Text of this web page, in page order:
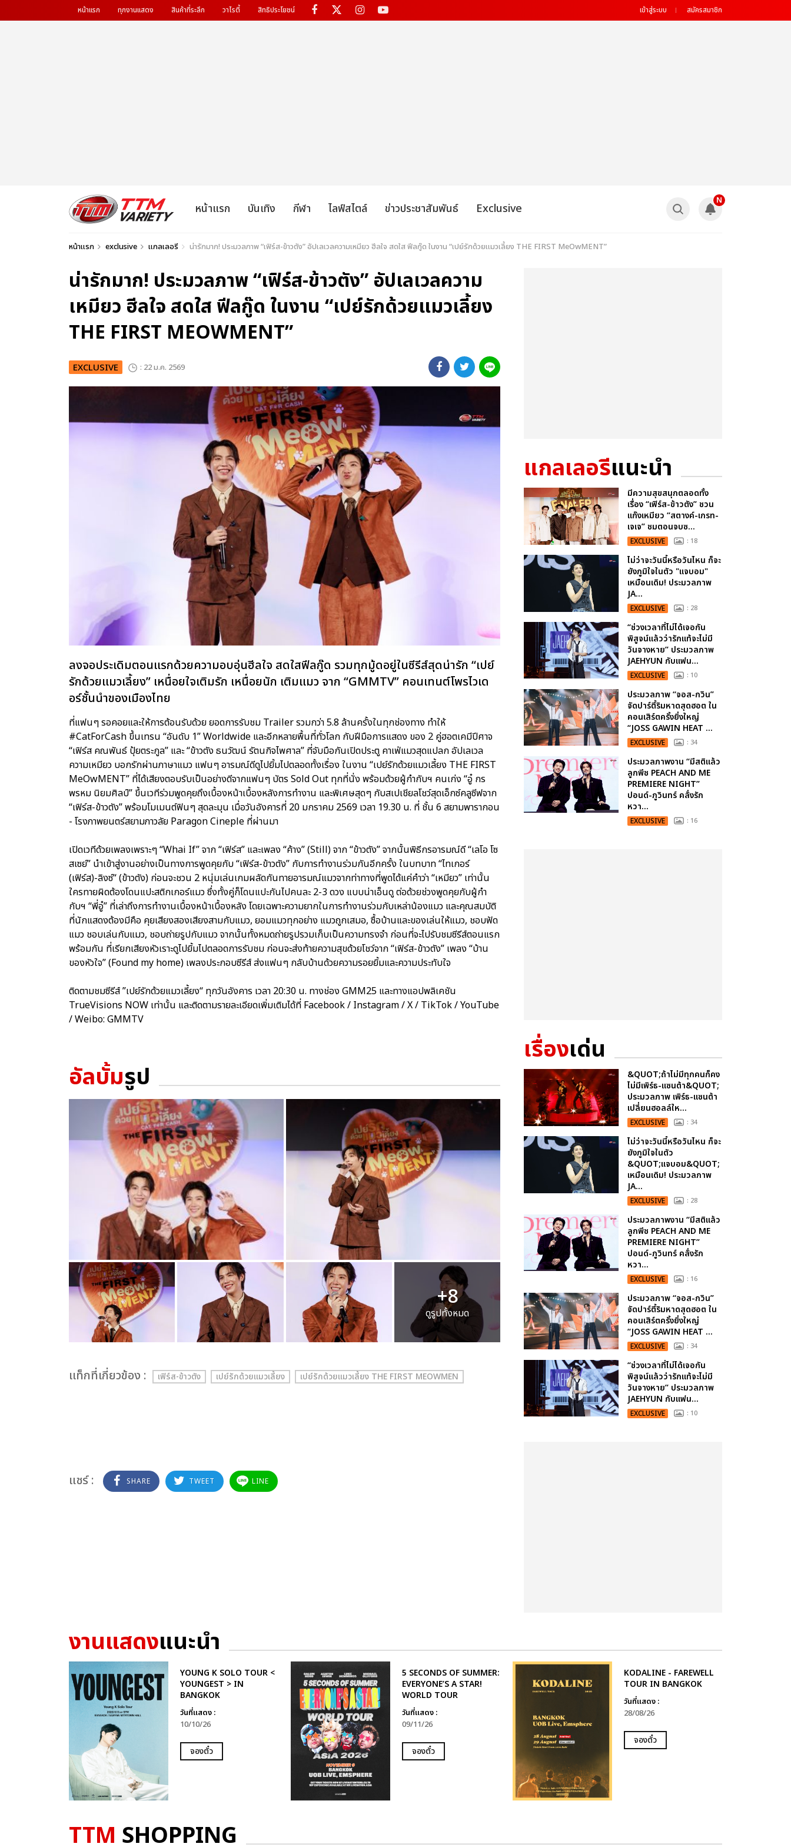
หน้าแรก ทุกงานแสดง สินค้าที่ระลึก วาไรตี้ สิทธิประโยชน์ เข้าสู่ระบบ สมัครสมาชิก
หน้าแรก บันเทิง กีฬา ไลฟ์สไตล์ ข่าวประชาสัมพันธ์ Exclusive
N
หน้าแรก exclusive แกลเลอรี น่ารักมาก! ประมวลภาพ “เฟิร์ส-ข้าวตัง” อัปเลเวลความเหมียว ฮีลใจ สดใส ฟีลกู๊ด ในงาน “เปย์รักด้วยแมวเลี้ยง THE FIRST MeOwMENT”
น่ารักมาก! ประมวลภาพ “เฟิร์ส-ข้าวตัง” อัปเลเวลความ
เหมียว ฮีลใจ สดใส ฟีลกู๊ด ในงาน “เปย์รักด้วยแมวเลี้ยง
THE FIRST MEOWMENT”
EXCLUSIVE : 22 ม.ค. 2569
ลงจอประเดิมตอนแรกด้วยความอบอุ่นฮีลใจ สดใสฟีลกู๊ด รวมทุกมู้ดอยู่ในซีรีส์สุดน่ารัก “เปย์
รักด้วยแมวเลี้ยง” เหนื่อยใจเติมรัก เหนื่อยนัก เติมแมว จาก “GMMTV” คอนเทนต์โพรไวเด
อร์ชั้นนำของเมืองไทย
ที่แฟนๆ รอคอยและให้การต้อนรับด้วย ยอดการรับชม Trailer รวมกว่า 5.8 ล้านครั้งในทุกช่องทาง ทำให้
#CatForCash ขึ้นเทรน “อันดับ 1” Worldwide และอีกหลายพื้นที่ทั่วโลก กับฝีมือการแสดง ของ 2 คู่ฮอตเคมีปีศาจ
“เฟิร์ส คณพันธ์ ปุ้ยตระกูล” และ “ข้าวตัง ธนวัฒน์ รัตนกิจไพศาล” ที่จับมือกันเปิดประตู คาเฟ่แมวสุดแปลก อัปเลเวล
ความเหมียว บอกรักผ่านภาษาแมว แฟนๆ อารมณ์ดีดูไปยิ้มไปตลอดทั้งเรื่อง ในงาน “เปย์รักด้วยแมวเลี้ยง THE FIRST
MeOwMENT” ที่ได้เสียงตอบรับเป็นอย่างดีจากแฟนๆ บัตร Sold Out ทุกที่นั่ง พร้อมด้วยผู้กำกับฯ คนเก่ง “อู๋ กร
พรหม นิยมศิลป์” ขึ้นเวทีร่วมพูดคุยถึงเบื้องหน้าเบื้องหลังการทำงาน และพิเศษสุดๆ กับสเปเชียลโชว์สุดเอ็กซ์คลูซีฟจาก
“เฟิร์ส-ข้าวตัง” พร้อมโมเมนต์ฟินๆ สุดละมุน เมื่อวันอังคารที่ 20 มกราคม 2569 เวลา 19.30 น. ที่ ชั้น 6 สยามพารากอน
- โรงภาพยนตร์สยามภาวลัย Paragon Cineple ที่ผ่านมา
เปิดเวทีด้วยเพลงเพราะๆ “Whai If” จาก “เฟิร์ส” และเพลง “ค้าง” (Still) จาก “ข้าวตัง” จากนั้นพิธีกรอารมณ์ดี “เลโอ โซ
สเซย์” นำเข้าสู่งานอย่างเป็นทางการพูดคุยกับ “เฟิร์ส-ข้าวตัง” กับการทำงานร่วมกันอีกครั้ง ในบทบาท “ไทเกอร์
(เฟิร์ส)-ลิงซ์“ (ข้าวตัง) ก่อนจะชวน 2 หนุ่มเล่นเกมผลัดกันทายอารมณ์แมวจากท่าทางที่พูดได้แค่คำว่า “เหมียว” เท่านั้น
ใครทายผิดต้องโดนแปะสติกเกอร์แมว ซึ่งทั้งคู่ก็โดนแปะกันไปคนละ 2-3 ดวง แบบน่าเอ็นดู ต่อด้วยช่วงพูดคุยกับผู้กำ
กับฯ “พี่อู๋” ที่เล่าถึงการทำงานเบื้องหน้าเบื้องหลัง โดยเฉพาะความยากในการทำงานร่วมกับเหล่าน้องแมว และคุณสมบัติ
ที่นักแสดงต้องมีคือ คุยเสียงสองเสียงสามกับแมว, ยอมแมวทุกอย่าง แมวถูกเสมอ, ซื้อบ้านและของเล่นให้แมว, ชอบฟัด
แมว ชอบเล่นกับแมว, ชอบถ่ายรูปกับแมว จากนั้นทั้งหมดถ่ายรูปรวมเก็บเป็นความทรงจำ ก่อนที่จะไปรับชมซีรีส์ตอนแรก
พร้อมกัน ที่เรียกเสียงหัวเราะดูไปยิ้มไปตลอดการรับชม ก่อนจะส่งท้ายความสุขด้วยโชว์จาก “เฟิร์ส-ข้าวตัง” เพลง “บ้าน
ของหัวใจ” (Found my home) เพลงประกอบซีรีส์ ส่งแฟนๆ กลับบ้านด้วยความรอยยิ้มและความประทับใจ
ติดตามชมซีรีส์ ”เปย์รักด้วยแมวเลี้ยง“ ทุกวันอังคาร เวลา 20:30 น. ทางช่อง GMM25 และทางแอปพลิเคชัน
TrueVisions NOW เท่านั้น และติดตามรายละเอียดเพิ่มเติมได้ที่ Facebook / Instagram / X / TikTok / YouTube
/ Weibo: GMMTV
อัลบั้มรูป
+8
ดูรูปทั้งหมด
เเท็กที่เกี่ยวข้อง : เฟิร์ส-ข้าวตัง เปย์รักด้วยแมวเลี้ยง เปย์รักด้วยแมวเลี้ยง THE FIRST MEOWMEN
แชร์ : SHARE TWEET LINE
แกลเลอรีแนะนำ
มีความสุขสนุกตลอดทั้ง
เรื่อง “เฟิร์ส-ข้าวตัง” ชวน
แก๊งเหมียว “สตางค์-เกรท-
เจเจ” ชมตอนจบซ...
EXCLUSIVE : 18
ไม่ว่าจะวันนี้หรือวันไหน ก็จะ
ยังภูมิใจในตัว "แจบอม"
เหมือนเดิม! ประมวลภาพ
JA...
EXCLUSIVE : 28
“ช่วงเวลาที่ไม่ได้เจอกัน
พิสูจน์แล้วว่ารักแท้จะไม่มี
วันจางหาย” ประมวลภาพ
JAEHYUN กับแฟน...
EXCLUSIVE : 10
ประมวลภาพ “จอส-กวิน”
จัดปาร์ตี้ริมหาดสุดฮอต ใน
คอนเสิร์ตครั้งยิ่งใหญ่
“JOSS GAWIN HEAT ...
EXCLUSIVE : 34
ประมวลภาพงาน “มีสติแล้ว
ลูกพีช PEACH AND ME
PREMIERE NIGHT”
ปอนด์-ภูวินทร์ คลั่งรัก
หวา...
EXCLUSIVE : 16
เรื่องเด่น
&QUOT;ถ้าไม่มีทุกคนก็คง
ไม่มีเพิร์ธ-แซนต้า&QUOT;
ประมวลภาพ เพิร์ธ-แซนต้า
เปลี่ยนฮอลล์ให...
EXCLUSIVE : 34
ไม่ว่าจะวันนี้หรือวันไหน ก็จะ
ยังภูมิใจในตัว
&QUOT;แจบอม&QUOT;
เหมือนเดิม! ประมวลภาพ
JA...
EXCLUSIVE : 28
ประมวลภาพงาน “มีสติแล้ว
ลูกพีช PEACH AND ME
PREMIERE NIGHT”
ปอนด์-ภูวินทร์ คลั่งรัก
หวา...
EXCLUSIVE : 16
ประมวลภาพ “จอส-กวิน”
จัดปาร์ตี้ริมหาดสุดฮอต ใน
คอนเสิร์ตครั้งยิ่งใหญ่
“JOSS GAWIN HEAT ...
EXCLUSIVE : 34
“ช่วงเวลาที่ไม่ได้เจอกัน
พิสูจน์แล้วว่ารักแท้จะไม่มี
วันจางหาย” ประมวลภาพ
JAEHYUN กับแฟน...
EXCLUSIVE : 10
งานแสดงแนะนำ
YOUNG K SOLO TOUR <
YOUNGEST > IN
BANGKOK
วันที่แสดง :
10/10/26
จองตั๋ว
5 SECONDS OF SUMMER:
EVERYONE’S A STAR!
WORLD TOUR
วันที่แสดง :
09/11/26
จองตั๋ว
KODALINE - FAREWELL
TOUR IN BANGKOK
วันที่แสดง :
28/08/26
จองตั๋ว
TTM SHOPPING